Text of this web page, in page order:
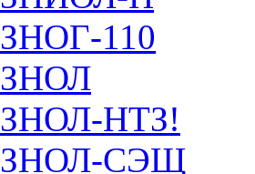
ЗНОГ-110
ЗНОЛ
ЗНОЛ-НТЗ!
ЗНОЛ-СЭЩ